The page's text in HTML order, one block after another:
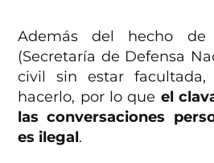
Además del hecho
(Secretaría de Defensa
civil sin estar facultada,
hacerlo, por lo que el
las conversaciones
es ilegal.